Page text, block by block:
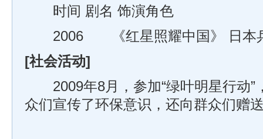
时间 剧名 饰演角色
2006 《红星照耀中国》 日本
[社会活动]
2009年8月，参加“绿叶明星行动”
众们宣传了环保意识，还向群众们赠